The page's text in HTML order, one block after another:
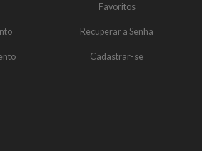
Favoritos
Recuperar a Senha
Cadastrar-se